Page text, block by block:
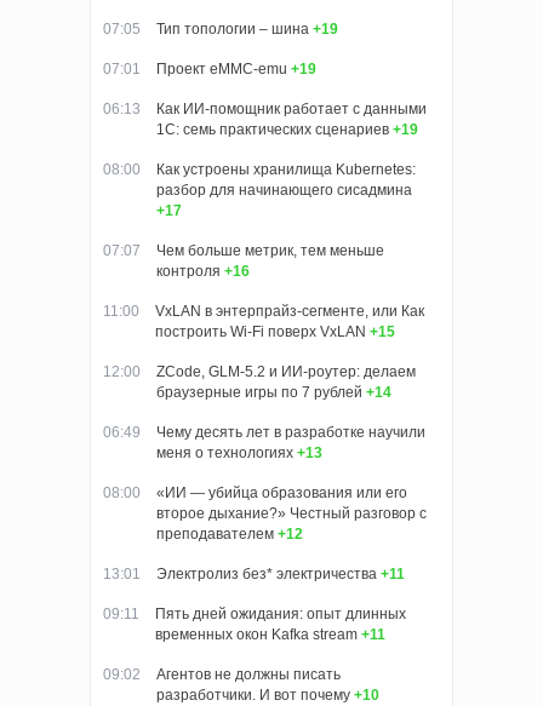
07:05 Тип топологии – шина +19
07:01 Проект eMMC-emu +19
06:13
Как ИИ-помощник работает с данными
1С: семь практических сценариев +19
08:00
Как устроены хранилища Kubernetes:
разбор для начинающего сисадмина
+17
07:07
Чем больше метрик, тем меньше
контроля +16
11:00
VxLAN в энтерпрайз-сегменте, или Как
построить Wi-Fi поверх VxLAN +15
12:00
ZCode, GLM-5.2 и ИИ-роутер: делаем
браузерные игры по 7 рублей +14
06:49
Чему десять лет в разработке научили
меня о технологиях +13
08:00
«ИИ — убийца образования или его
второе дыхание?» Честный разговор с
преподавателем +12
13:01 Электролиз без* электричества +11
09:11
Пять дней ожидания: опыт длинных
временных окон Kafka stream +11
09:02
Агентов не должны писать
разработчики. И вот почему +10